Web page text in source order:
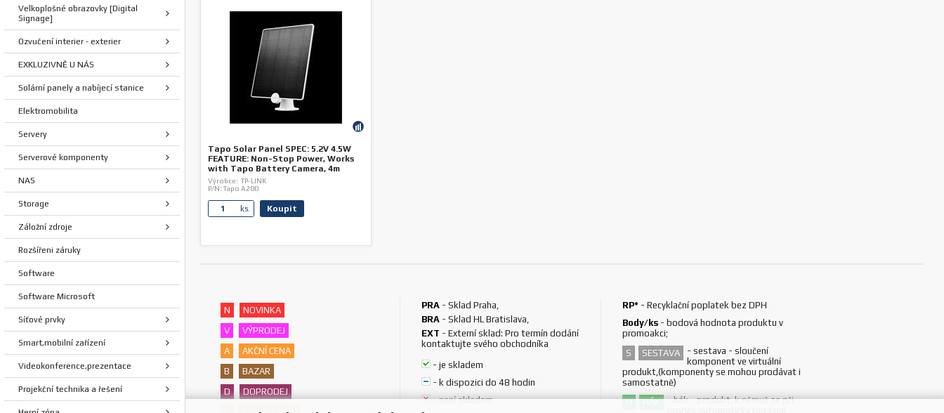
Tapo Solar Panel SPEC: 5.2V 4.5W
FEATURE: Non-Stop Power, Works
with Tapo Battery Camera, 4m
Charging Cable, 360° Adjust
Výrobce: TP-LINK
P/N: Tapo A200
ks. Koupit
N
NOVINKA
V
VÝPRODEJ
A
AKČNÍ CENA
B
BAZAR
D
DOPRODEJ
PRA -Sklad Praha,
BRA -Sklad HL Bratislava,
EXT -Externí sklad: Pro termín dodání
kontaktujte svého obchodníka
-je skladem
- k dispozici do 48 hodin
-není skladem
RP* -Recyklační poplatek bez DPH
Body/ks -bodová hodnota produktu v
promoakci;
S
SESTAVA -sestava - sloučení
komponent ve virtuální
produkt,(komponenty se mohou prodávat i
samostatně)
H HÁK -hák - produkt, k němuž se při
Velkoplošné obrazovky [Digital
Signage]
Ozvučení interier - exterier
EXKLUZIVNĚ U NÁS
Solární panely a nabíjecí stanice
Elektromobilita
Servery
Serverové komponenty
NAS
Storage
Záložní zdroje
Rozšířeni záruky
Software
Software Microsoft
Síťové prvky
Smart,mobilní zařízení
Videokonference,prezentace
Projekční technika a řešení